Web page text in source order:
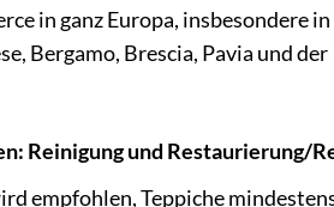
in ganz Europa, insbesondere in
Bergamo, Brescia, Pavia und der
Reinigung und Restaurierung/
empfohlen, Teppiche